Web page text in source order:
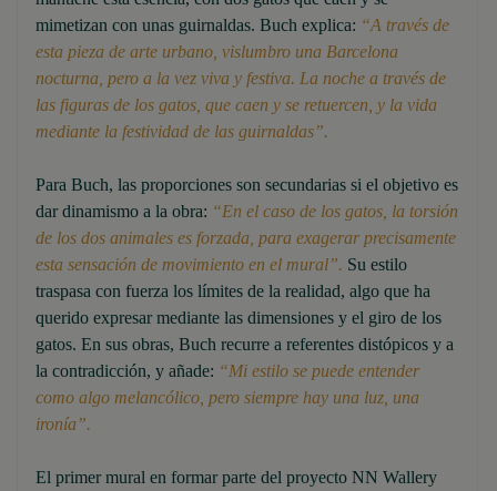
mimetizan con unas guirnaldas. Buch explica: “A través de
esta pieza de arte urbano, vislumbro una Barcelona
nocturna, pero a la vez viva y festiva. La noche a través de
las figuras de los gatos, que caen y se retuercen, y la vida
mediante la festividad de las guirnaldas”.
Para Buch, las proporciones son secundarias si el objetivo es
dar dinamismo a la obra: “En el caso de los gatos, la torsión
de los dos animales es forzada, para exagerar precisamente
esta sensación de movimiento en el mural”. Su estilo
traspasa con fuerza los límites de la realidad, algo que ha
querido expresar mediante las dimensiones y el giro de los
gatos. En sus obras, Buch recurre a referentes distópicos y a
la contradicción, y añade: “Mi estilo se puede entender
como algo melancólico, pero siempre hay una luz, una
ironía”.
El primer mural en formar parte del proyecto NN Wallery